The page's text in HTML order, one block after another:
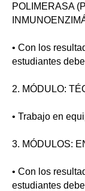
POLIMERASA
• Con los
estudiantes
2. MÓDULO:
• Trabajo en
3. MÓDULOS:
• Con los
estudiantes